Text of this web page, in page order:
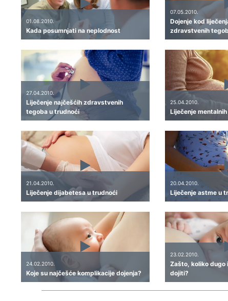
01.08.2010.
Kada posumnjati na neplodnost
07.05.2010.
Dojenje kod
zdravstvenih
27.04.2010.
Liječenje najčešćih zdravstvenih
tegoba u trudnoći
25.04.2010.
Liječenje
21.04.2010.
Liječenje dijabetesa u trudnoći
20.04.2010.
Liječenje astme u
24.02.2010.
Koje su najčešće komplikacije dojenja?
23.02.2010.
Zašto, koliko dugo
dojiti?